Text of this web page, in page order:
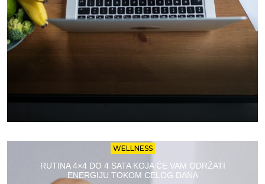
WELLNESS
RUTINA 4×4 DO 4 SATA KOJA ĆE VAM ODRŽATI
ENERGIJU TOKOM CELOG DANA